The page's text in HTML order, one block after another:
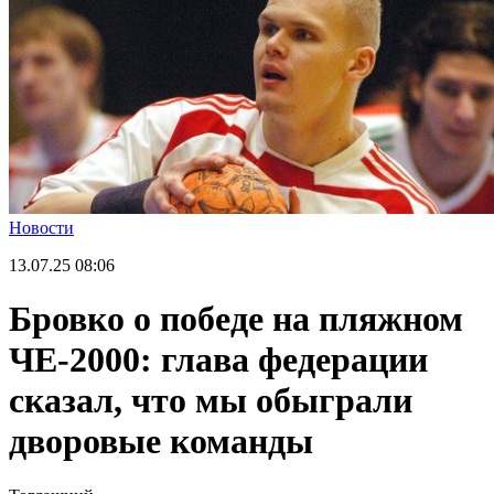
Новости
13.07.25 08:06
Бровко о победе на пляжном
ЧЕ-2000: глава федерации
сказал, что мы обыграли
дворовые команды